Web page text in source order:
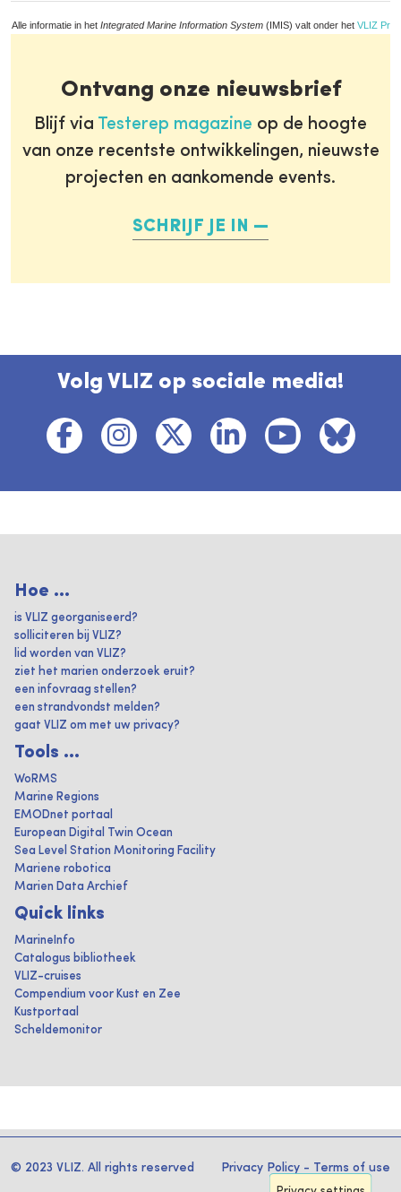
Alle informatie in het Integrated Marine Information System (IMIS) valt onder het VLIZ
Ontvang onze nieuwsbrief
Blijf via Testerep magazine op de hoogte
van onze recentste ontwikkelingen, nieuwste
projecten en aankomende events.
SCHRIJF JE IN
Volg VLIZ op sociale media!
Hoe ...
is VLIZ georganiseerd?
solliciteren bij VLIZ?
lid worden van VLIZ?
ziet het marien onderzoek eruit?
een infovraag stellen?
een strandvondst melden?
gaat VLIZ om met uw privacy?
Tools ...
WoRMS
Marine Regions
EMODnet portaal
European Digital Twin Ocean
Sea Level Station Monitoring Facility
Mariene robotica
Marien Data Archief
Quick links
MarineInfo
Catalogus bibliotheek
VLIZ-cruises
Compendium voor Kust en Zee
Kustportaal
Scheldemonitor
© 2023 VLIZ. All rights reserved Privacy Policy - Terms of use